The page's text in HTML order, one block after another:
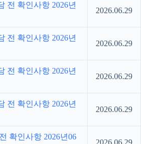
전 확인사항 2026년
2026.06.29
전 확인사항 2026년
2026.06.29
전 확인사항 2026년
2026.06.29
전 확인사항 2026년
2026.06.29
확인사항 2026년06
2026.06.29